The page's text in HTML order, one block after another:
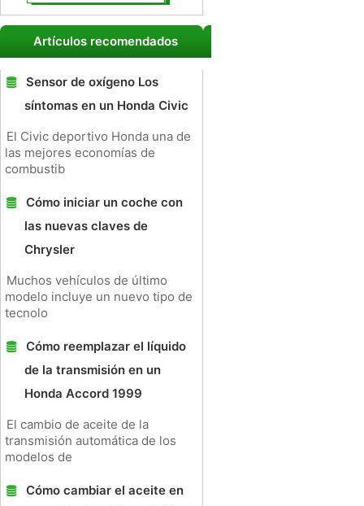
Artículos recomendados
Sensor de oxígeno Los
síntomas en un Honda Civic
El Civic deportivo Honda una de
las mejores economías de
combustib
Cómo iniciar un coche con
las nuevas claves de
Chrysler
Muchos vehículos de último
modelo incluye un nuevo tipo de
tecnolo
Cómo reemplazar el líquido
de la transmisión en un
Honda Accord 1999
El cambio de aceite de la
transmisión automática de los
modelos de
Cómo cambiar el aceite en